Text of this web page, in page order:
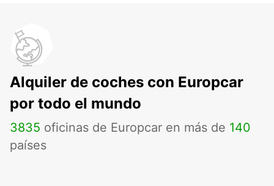
Alquiler de coches con Europcar
por todo el mundo
3835 oficinas de Europcar en más de 140
países